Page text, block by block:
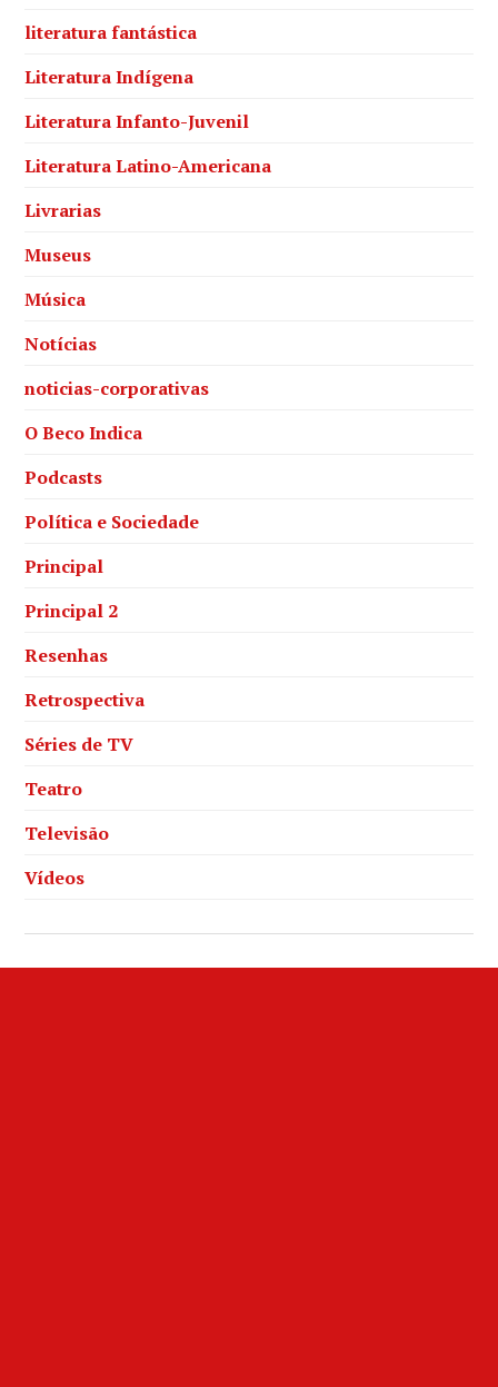
literatura fantástica
Literatura Indígena
Literatura Infanto-Juvenil
Literatura Latino-Americana
Livrarias
Museus
Música
Notícias
noticias-corporativas
O Beco Indica
Podcasts
Política e Sociedade
Principal
Principal 2
Resenhas
Retrospectiva
Séries de TV
Teatro
Televisão
Vídeos